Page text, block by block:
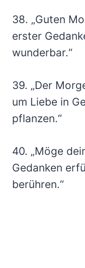
38. „Guten
erster
wunderbar.“
39. „Der
um Liebe in
pflanzen.“
40. „Möge
Gedanken
berühren.“